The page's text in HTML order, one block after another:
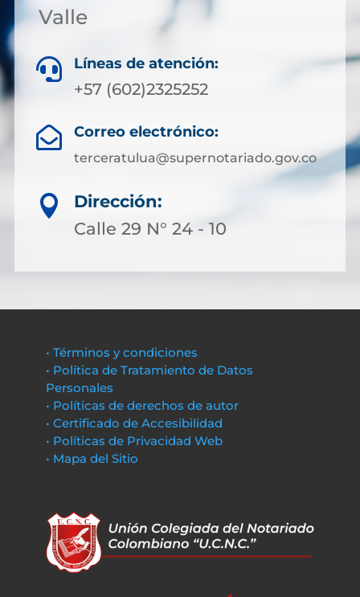
Valle
 Líneas de atención:
+57 (602)2325252
 Correo electrónico:
terceratulua@supernotariado.gov.co

Dirección:
Calle 29 N° 24 - 10
• Términos y condiciones
• Política de Tratamiento de Datos
Personales
• Políticas de derechos de autor
• Certificado de Accesibilidad
• Políticas de Privacidad Web
• Mapa del Sitio